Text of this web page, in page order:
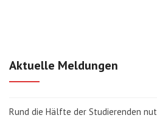
Aktuelle Meldungen
Rund die Hälfte der Studierenden